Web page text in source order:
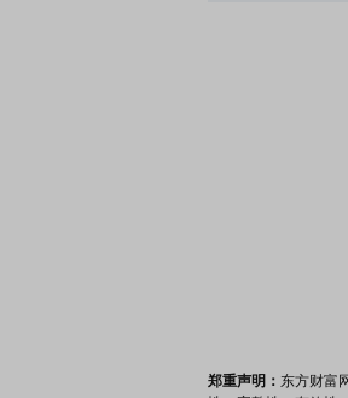
郑重声明： 东方财富